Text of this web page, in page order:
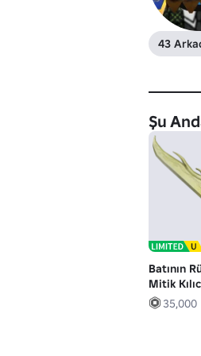
43
Şu
Batının
Mitik
35,000